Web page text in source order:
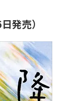
発売）